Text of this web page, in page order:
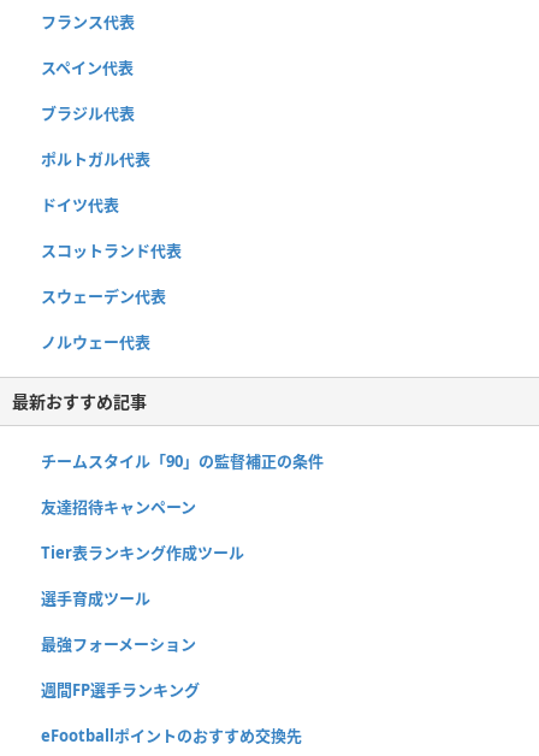
フランス代表
スペイン代表
ブラジル代表
ポルトガル代表
ドイツ代表
スコットランド代表
スウェーデン代表
ノルウェー代表
最新おすすめ記事
チームスタイル「90」の監督補正の条件
友達招待キャンペーン
Tier表ランキング作成ツール
選手育成ツール
最強フォーメーション
週間FP選手ランキング
eFootballポイントのおすすめ交換先